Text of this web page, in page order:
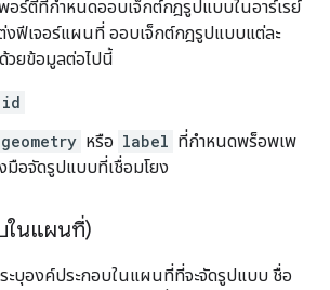
ร์ตี้ที่กำหนดออบเจ็กต์กฎรูปแบบในอาร์เรย์
งฟีเจอร์แผนที่ ออบเจ็กต์กฎรูปแบบแต่ละ
วยข้อมูลต่อไปนี้
id
geometry หรือ label ที่กำหนดพร็อพเพ
มือจัดรูปแบบที่เชื่อมโยง
ในแผนที่)
ระบุองค์ประกอบในแผนที่ที่จะจัดรูปแบบ ชื่อ